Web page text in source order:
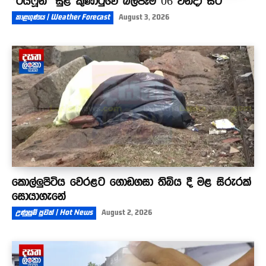
කාළගුණය | Weather Forecast August 3, 2026
කොල්ලුපිටිය වෙරළට ගොඩගසා තිබිය දී මළ සිරුරක්
සොයාගැනේ
උණුසුම් පුවත් | Hot News August 2, 2026